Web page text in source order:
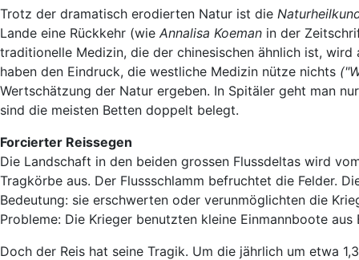
Trotz der dramatisch erodierten Natur ist die
Lande eine Rückkehr (wie Annalisa Koeman in der
traditionelle Medizin, die der chinesischen ähnlich ist,
haben den Eindruck, die westliche Medizin nütze nichts
Wertschätzung der Natur ergeben. In Spitäler geht man
sind die meisten Betten doppelt belegt.
Forcierter Reissegen
Die Landschaft in den beiden grossen Flussdeltas wird
Tragkörbe aus. Der Flussschlamm befruchtet die Felder.
Bedeutung: sie erschwerten oder verunmöglichten die
Probleme: Die Krieger benutzten kleine Einmannboote
Doch der Reis hat seine Tragik. Um die jährlich um etwa